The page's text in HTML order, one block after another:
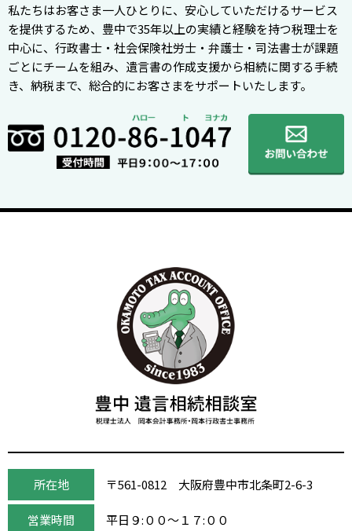
私たちはお客さま一人ひとりに、安心していただけるサービス
を提供するため、豊中で35年以上の実績と経験を持つ税理士を
中心に、行政書士・社会保険社労士・弁護士・司法書士が課題
ごとにチームを組み、遺言書の作成支援から相続に関する手続
き、納税まで、総合的にお客さまをサポートいたします。
所在地 〒561-0812 大阪府豊中市北条町2-6-3
営業時間 平日９:００～１７:００